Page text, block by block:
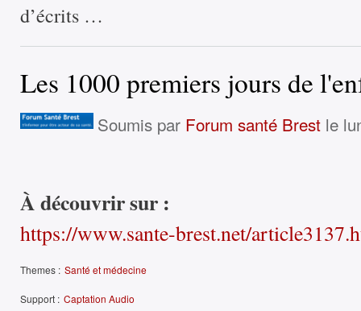
d’écrits …
Les 1000 premiers jours de
Soumis par Forum santé Brestle
À découvrir sur :
https://www.sante-brest.net/
Themes : Santé et médecine
Support : Captation Audio